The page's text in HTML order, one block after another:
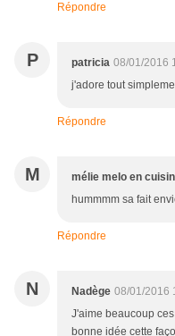
Répondre
P patricia 08/01/2016
j'adore tout
Répondre
M mélie melo en
hummmm sa fait
Répondre
N Nadège 08/01/2016
J'aime beaucoup
bonne idée cette